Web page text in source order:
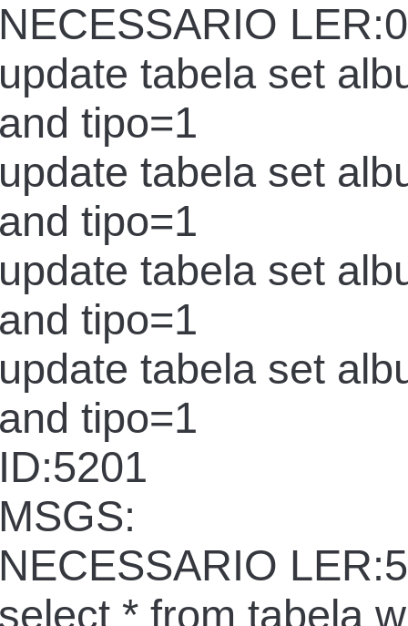
tabela set
tipo=1
tabela set
tipo=1
tabela set
tipo=1
tabela set
tipo=1
* from tabela